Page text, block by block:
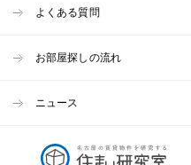
よくある質問
お部屋探しの流れ
ニュース